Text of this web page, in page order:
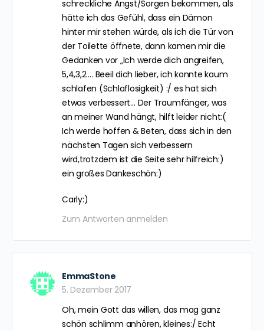
schreckliche Angst/Sorgen bekommen, als
hätte ich das Gefühl, dass ein Dämon
hinter mir stehen würde, als ich die Tür von
der Toilette öffnete, dann kamen mir die
Gedanken vor „Ich werde dich angreifen,
5,4,3,2…. Beeil dich lieber, ich konnte kaum
schlafen (Schlaflosigkeit) :/ es hat sich
etwas verbessert… Der Traumfänger, was
an meiner Wand hängt, hilft leider nicht:(
Ich werde hoffen & Beten, dass sich in den
nächsten Tagen sich verbessern
wird,trotzdem ist die Seite sehr hilfreich:)
ein großes Dankeschön:)
Carly:)
Zum Antworten anmelden
EmmaStone
5. Dezember 2017
Oh, mein Gott das willen, das mag ganz
schön schlimm anhören, kleines:/ Echt